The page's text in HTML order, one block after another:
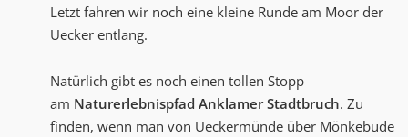
Letzt fahren wir noch eine kleine Runde am Moor der
Uecker entlang.
Natürlich gibt es noch einen tollen Stopp
am Naturerlebnispfad Anklamer Stadtbruch. Zu
finden, wenn man von Ueckermünde über Mönkebude